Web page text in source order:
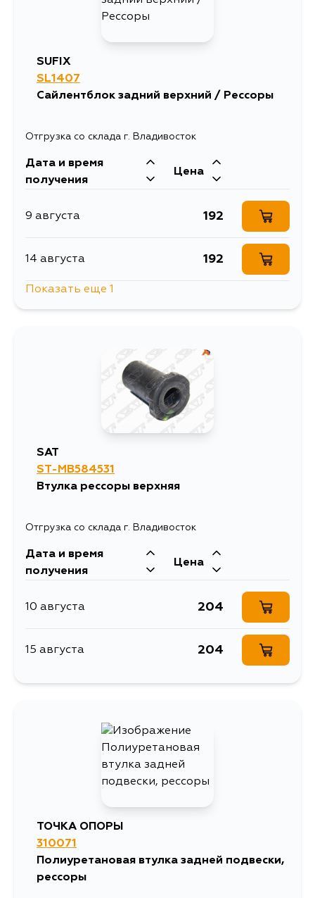
SUFIX
SL1407
Сайлентблок задний верхний / Рессоры
Отгрузка со склада г. Владивосток
Дата и время
получения
Цена
9 августа 192
14 августа 192
Показать еще 1
SAT
ST-MB584531
Втулка рессоры верхняя
Отгрузка со склада г. Владивосток
Дата и время
получения
Цена
10 августа 204
15 августа 204
ТОЧКА ОПОРЫ
310071
Полиуретановая втулка задней подвески,
рессоры